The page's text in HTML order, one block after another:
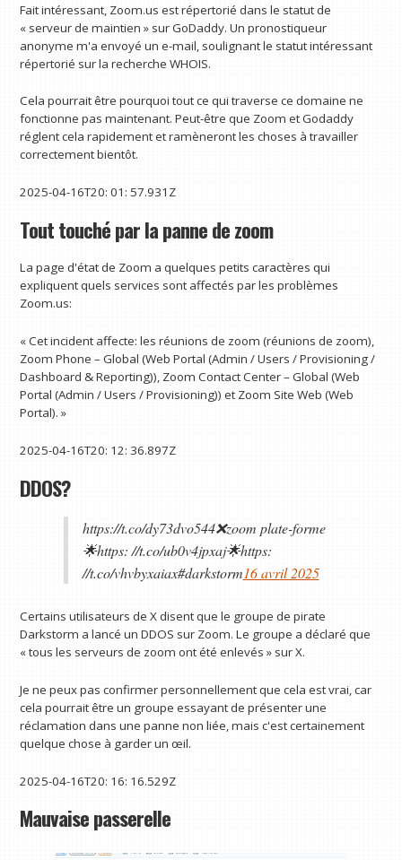
Fait intéressant, Zoom.us est répertorié dans le statut de
« serveur de maintien » sur GoDaddy. Un pronostiqueur
anonyme m'a envoyé un e-mail, soulignant le statut intéressant
répertorié sur la recherche WHOIS.
Cela pourrait être pourquoi tout ce qui traverse ce domaine ne
fonctionne pas maintenant. Peut-être que Zoom et Godaddy
réglent cela rapidement et ramèneront les choses à travailler
correctement bientôt.
2025-04-16T20: 01: 57.931Z
Tout touché par la panne de zoom
La page d'état de Zoom a quelques petits caractères qui
expliquent quels services sont affectés par les problèmes
Zoom.us:
« Cet incident affecte: les réunions de zoom (réunions de zoom),
Zoom Phone – Global (Web Portal (Admin / Users / Provisioning /
Dashboard & Reporting)), Zoom Contact Center – Global (Web
Portal (Admin / Users / Provisioning)) et Zoom Site Web (Web
Portal). »
2025-04-16T20: 12: 36.897Z
DDOS?
https://t.co/dy73dvo544❌zoom plate-forme
🌟https: //t.co/ub0v4jpxaj🌟https:
//t.co/vhvbyxaiax#darkstorm16 avril 2025
Certains utilisateurs de X disent que le groupe de pirate
Darkstorm a lancé un DDOS sur Zoom. Le groupe a déclaré que
« tous les serveurs de zoom ont été enlevés » sur X.
Je ne peux pas confirmer personnellement que cela est vrai, car
cela pourrait être un groupe essayant de présenter une
réclamation dans une panne non liée, mais c'est certainement
quelque chose à garder un œil.
2025-04-16T20: 16: 16.529Z
Mauvaise passerelle